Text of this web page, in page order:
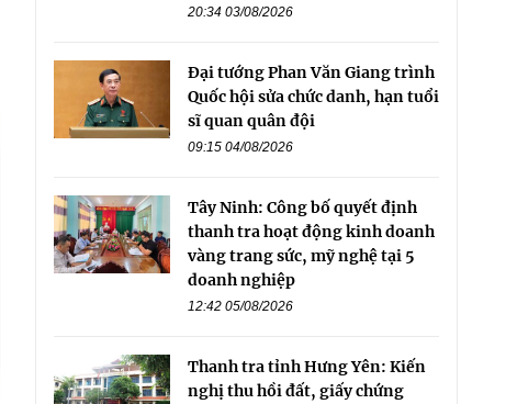
20:34 03/08/2026
Đại tướng Phan Văn Giang trình
Quốc hội sửa chức danh, hạn tuổi
sĩ quan quân đội
09:15 04/08/2026
Tây Ninh: Công bố quyết định
thanh tra hoạt động kinh doanh
vàng trang sức, mỹ nghệ tại 5
doanh nghiệp
12:42 05/08/2026
Thanh tra tỉnh Hưng Yên: Kiến
nghị thu hồi đất, giấy chứng